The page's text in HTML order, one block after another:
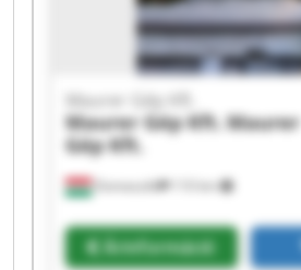
Domaszék 110 km
Maurer Gép Kft.
Maurer Gép Kft. Maurer
Gép Kft.
Árinformáció